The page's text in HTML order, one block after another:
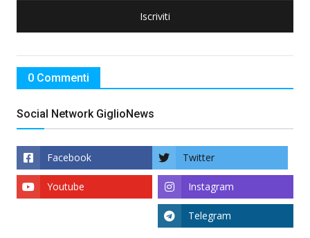
Iscriviti
0 Commenti
Social Network GiglioNews
Facebook Twitter
Instagram
Youtube
Telegram